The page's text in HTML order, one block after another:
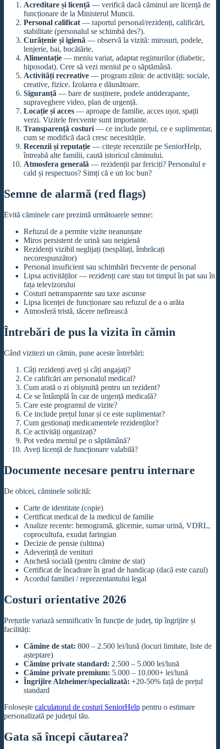
Acreditare și licență — verifică dacă căminul are licență de
funcționare de la Ministerul Muncii.
Personal calificat — raportul personal/rezidenți, calificări,
stabilitate (personalul se schimbă des?).
Curățenie și igienă — observă la vizită: mirosuri, podele,
lenjerie, bai, bucătărie.
Alimentație — meniu variat, adaptat regimurilor (diabetic,
hiposodat). Cere să vezi meniul pe o săptămână.
Activități recreative — program zilnic de activități: sociale,
creative, fizice. Izolarea e dăunătoare.
Siguranță — bare de susținere, podele antiderapante,
supraveghere video, plan de urgență.
Locație și acces — aproape de familie, acces ușor, spații
verzi. Vizitele frecvente sunt importante.
Transparență costuri — ce include prețul, ce e suplimentar,
cum se modifică dacă cresc necesitățile.
Recenzii și reputație — citește recenziile pe SeniorHelp,
întreabă alte familii, caută istoricul căminului.
Atmosfera generală — rezidenții par fericiți? Personalul e
cald și respectuos? Simți că e un loc bun?
Semne de alarmă (red flags)
Evită căminele care prezintă următoarele semne:
Refuzul de a permite vizite neanunțate
Miros persistent de urină sau neigienă
Rezidenți vizibil neglijați (nespălați, îmbrăcați
necorespunzător)
Personal insuficient sau schimbări frecvente de personal
Lipsa activităților — rezidenți care stau tot timpul în pat sau în
fața televizorului
Costuri netransparente sau taxe ascunse
Lipsa licenței de funcționare sau refuzul de a o arăta
Atmosferă tristă, tăcere nefirească
Întrebări de pus la vizita în cămin
Când vizitezi un cămin, pune aceste întrebări:
Câți rezidenți aveți și câți angajați?
Ce calificări are personalul medical?
Cum arată o zi obișnuită pentru un rezident?
Ce se întâmplă în caz de urgență medicală?
Care este programul de vizite?
Ce include prețul lunar și ce este suplimentar?
Cum gestionați medicamentele rezidenților?
Ce activități organizați?
Pot vedea meniul pe o săptămână?
Aveți licență de funcționare valabilă?
Documente necesare pentru internare
De obicei, căminele solicită:
Carte de identitate (copie)
Certificat medical de la medicul de familie
Analize recente: hemogramă, glicemie, sumar urină, VDRL,
coprocultufa, exudat faringian
Decizie de pensie (ultima)
Adeverință de venituri
Anchetă socială (pentru cămine de stat)
Certificat de încadrare în grad de handicap (dacă este cazul)
Acordul familiei / reprezentantului legal
Costuri orientative 2026
Prețurile variază semnificativ în funcție de județ, tip îngrijire și
facilități:
Cămine de stat: 800 – 2.500 lei/lună (locuri limitate, liste de
așteptare)
Cămine private standard: 2.500 – 5.000 lei/lună
Cămine private premium: 5.000 – 10.000+ lei/lună
Îngrijire Alzheimer/specializată: +20-50% față de prețul
standard
Folosește calculatorul de costuri SeniorHelp pentru o estimare
personalizată pe județul tău.
Gata să începi căutarea?